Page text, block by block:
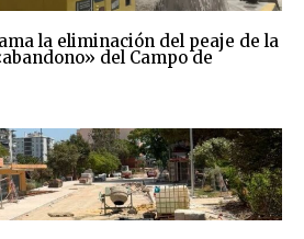
la eliminación del peaje de la
del Campo de